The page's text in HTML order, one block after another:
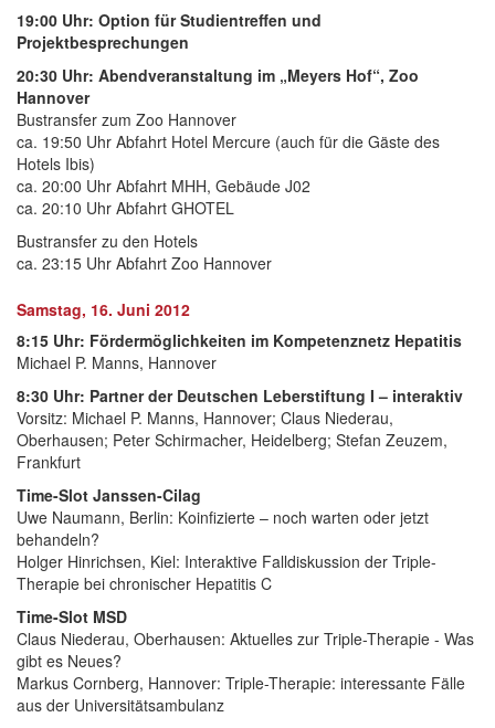
19:00 Uhr: Option für Studientreffen und
Projektbesprechungen
20:30 Uhr: Abendveranstaltung im „Meyers Hof“, Zoo
Hannover
Bustransfer zum Zoo Hannover
ca. 19:50 Uhr Abfahrt Hotel Mercure (auch für die Gäste des
Hotels Ibis)
ca. 20:00 Uhr Abfahrt MHH, Gebäude J02
ca. 20:10 Uhr Abfahrt GHOTEL
Bustransfer zu den Hotels
ca. 23:15 Uhr Abfahrt Zoo Hannover
Samstag, 16. Juni 2012
8:15 Uhr: Fördermöglichkeiten im Kompetenznetz Hepatitis
Michael P. Manns, Hannover
8:30 Uhr: Partner der Deutschen Leberstiftung I – interaktiv
Vorsitz: Michael P. Manns, Hannover; Claus Niederau,
Oberhausen; Peter Schirmacher, Heidelberg; Stefan Zeuzem,
Frankfurt
Time-Slot Janssen-Cilag
Uwe Naumann, Berlin: Koinfizierte – noch warten oder jetzt
behandeln?
Holger Hinrichsen, Kiel: Interaktive Falldiskussion der Triple-
Therapie bei chronischer Hepatitis C
Time-Slot MSD
Claus Niederau, Oberhausen: Aktuelles zur Triple-Therapie - Was
gibt es Neues?
Markus Cornberg, Hannover: Triple-Therapie: interessante Fälle
aus der Universitätsambulanz